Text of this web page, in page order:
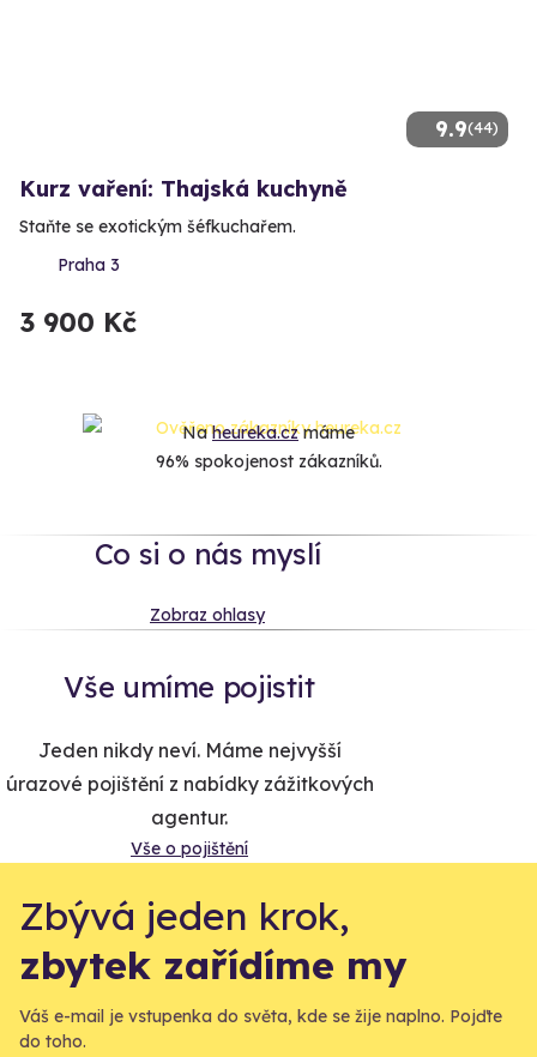
9.9(44)
Kurz vaření: Thajská kuchyně
Staňte se exotickým šéfkuchařem.
Praha 3
3 900 Kč
Naheureka.czmáme
96% spokojenost zákazníků.
Co si o nás myslí
Zobraz ohlasy
Vše umíme pojistit
Jeden nikdy neví. Máme nejvyšší
úrazové pojištění z nabídky zážitkových
agentur.
Vše o pojištění
Zbývá jeden krok,
zbytek zařídíme my
Váš e-mail je vstupenka do světa, kde se žije naplno. Pojďte
do toho.